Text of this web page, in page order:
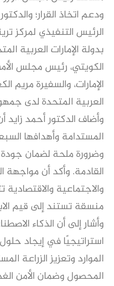
ودعم اتخاذ القرار؛
الرئيس التنفيذي لمركز
بدولة الإمارات العربية
الكويتي، رئيس مجلس
الإمارات، والسفيرة مريم
العربية المتحدة لدى
وأضاف الدكتور أحمد زايد
المستدامة وأهدافها
وضرورة ملحة لضمان
القادمة. وأكد أن مواجهة
والاجتماعية
منسقة تستند إلى قيم
وأشار إلى أن الذكاء
استراتيجيًا في إيجاد
الموارد وتعزيز الزراعة
المحصول وضمان الأمن